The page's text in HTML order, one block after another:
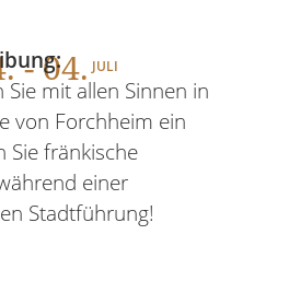
. - 04. JULI
Sie mit allen Sinnen in
von Forchheim ein
Sie fränkische
einer
Stadtführung!